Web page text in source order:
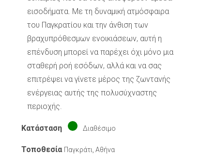
εισοδήματα. Με τη δυναμική ατμόσφαιρα
του Παγκρατίου και την άνθιση των
βραχυπρόθεσμων ενοικιάσεων, αυτή η
επένδυση μπορεί να παρέχει όχι μόνο μια
σταθερή ροή εσόδων, αλλά και να σας
επιτρέψει να γίνετε μέρος της ζωντανής
ενέργειας αυτής της πολυσύχναστης
περιοχής.
Κατάσταση Διαθέσιμο
Τοποθεσία Παγκράτι, Αθήνα